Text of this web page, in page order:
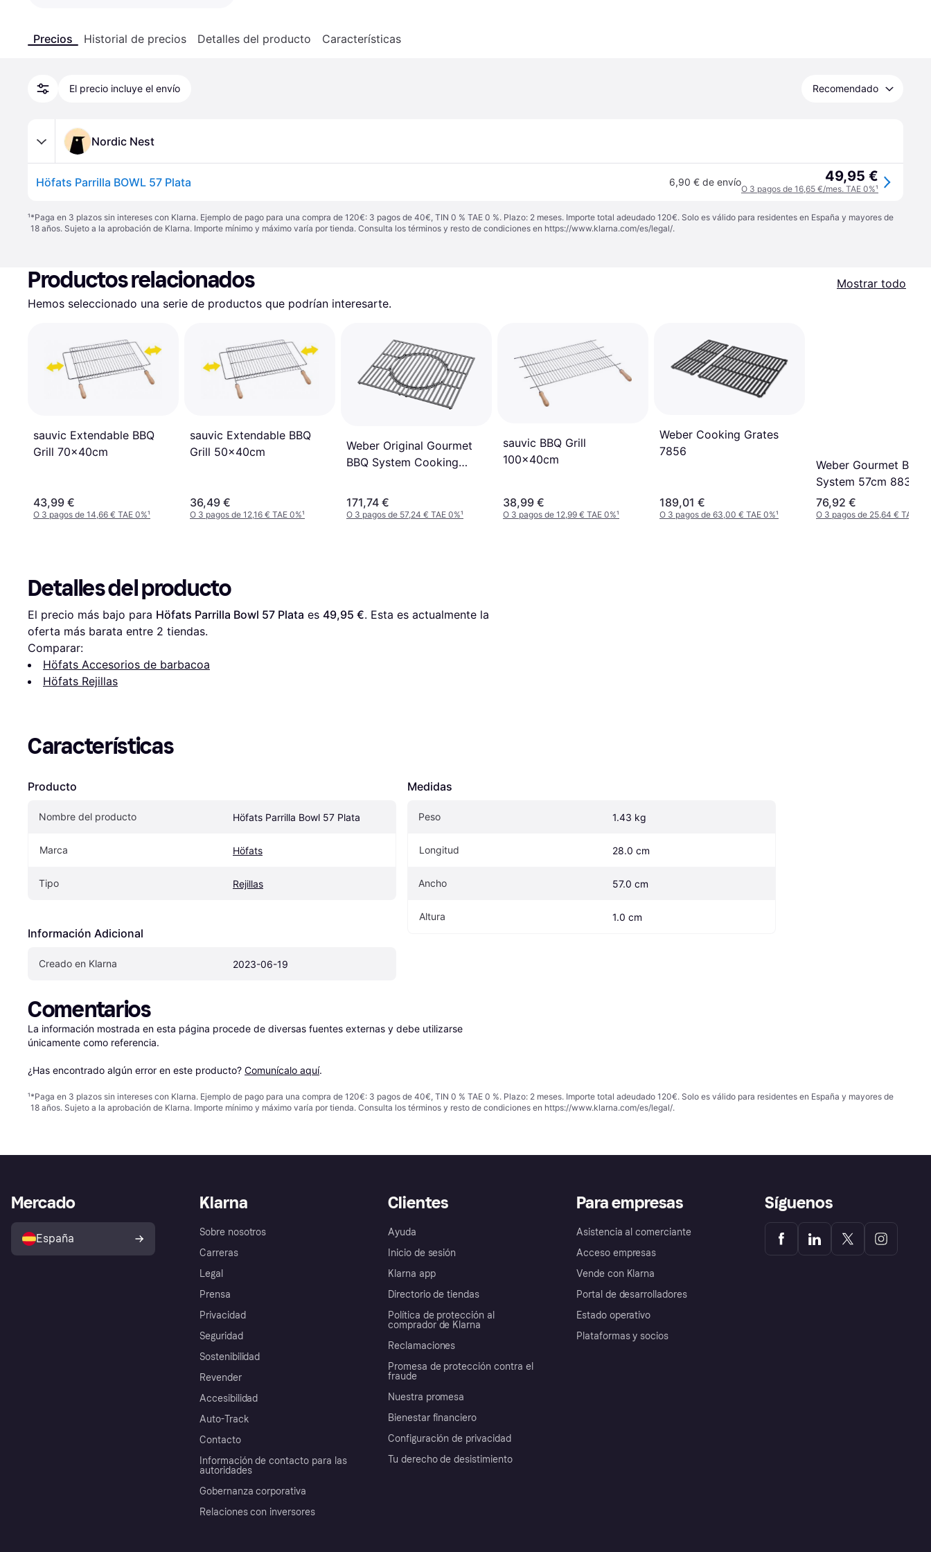
Precios Historial de precios Detalles del producto Características
El precio incluye el envío Recomendado
Nordic Nest
Höfats Parrilla BOWL 57 Plata 6,90 € de envío 49,95 €
O 3 pagos de 16,65 €/mes. TAE 0%¹
¹*Paga en 3 plazos sin intereses con Klarna. Ejemplo de pago para una compra de 120€: 3 pagos de 40€, TIN 0 % TAE 0 %. Plazo: 2 meses. Importe total adeudado 120€. Solo es válido para residentes en España y mayores de
18 años. Sujeto a la aprobación de Klarna. Importe mínimo y máximo varía por tienda. Consulta los términos y resto de condiciones en https://www.klarna.com/es/legal/.
Productos relacionados
Mostrar todo
Hemos seleccionado una serie de productos que podrían interesarte.
sauvic Extendable BBQ
Grill 70x40cm
43,99 €
O 3 pagos de 14,66 € TAE 0%¹
sauvic Extendable BBQ
Grill 50x40cm
36,49 €
O 3 pagos de 12,16 € TAE 0%¹
Weber Original Gourmet
BBQ System Cooking
171,74 €
O 3 pagos de 57,24 € TAE 0%¹
sauvic BBQ Grill
100x40cm
38,99 €
O 3 pagos de 12,99 € TAE 0%¹
Weber Cooking Grates
7856
189,01 €
O 3 pagos de 63,00 € TAE 0%¹
Weber Gourmet BBQ
System 57cm 8835
76,92 €
O 3 pagos de 25,64 € TAE 0%
Detalles del producto
El precio más bajo para Höfats Parrilla Bowl 57 Plata es 49,95 €. Esta es actualmente la
oferta más barata entre 2 tiendas.
Comparar:
Höfats Accesorios de barbacoa
Höfats Rejillas
Características
Producto
Nombre del producto Höfats Parrilla Bowl 57 Plata
Marca Höfats
Tipo Rejillas
Información Adicional
Creado en Klarna 2023-06-19
Medidas
Peso 1.43 kg
Longitud 28.0 cm
Ancho 57.0 cm
Altura 1.0 cm
Comentarios
La información mostrada en esta página procede de diversas fuentes externas y debe utilizarse
únicamente como referencia.
¿Has encontrado algún error en este producto? Comunícalo aquí.
¹*Paga en 3 plazos sin intereses con Klarna. Ejemplo de pago para una compra de 120€: 3 pagos de 40€, TIN 0 % TAE 0 %. Plazo: 2 meses. Importe total adeudado 120€. Solo es válido para residentes en España y mayores de
18 años. Sujeto a la aprobación de Klarna. Importe mínimo y máximo varía por tienda. Consulta los términos y resto de condiciones en https://www.klarna.com/es/legal/.
Klarna
Sobre nosotros
Carreras
Legal
Prensa
Privacidad
Seguridad
Sostenibilidad
Revender
Accesibilidad
Auto-Track
Contacto
Información de contacto para las
autoridades
Gobernanza corporativa
Relaciones con inversores
Clientes
Ayuda
Inicio de sesión
Klarna app
Directorio de tiendas
Política de protección al
comprador de Klarna
Reclamaciones
Promesa de protección contra el
fraude
Nuestra promesa
Bienestar financiero
Configuración de privacidad
Tu derecho de desistimiento
Para empresas
Asistencia al comerciante
Acceso empresas
Vende con Klarna
Portal de desarrolladores
Estado operativo
Plataformas y socios
Mercado
España
Síguenos